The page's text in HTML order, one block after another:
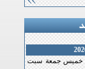
خميس جمعة سبت